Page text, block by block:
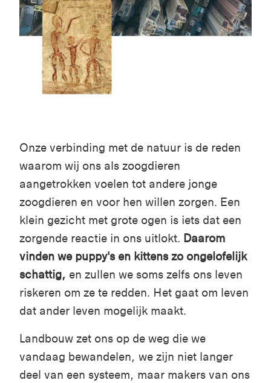
Onze verbinding met de natuur is de reden
waarom wij ons als zoogdieren
aangetrokken voelen tot andere jonge
zoogdieren en voor hen willen zorgen. Een
klein gezicht met grote ogen is iets dat een
zorgende reactie in ons uitlokt. Daarom
vinden we puppy's en kittens zo ongelofelijk
schattig, en zullen we soms zelfs ons leven
riskeren om ze te redden. Het gaat om leven
dat ander leven mogelijk maakt.
Landbouw zet ons op de weg die we
vandaag bewandelen, we zijn niet langer
deel van een systeem, maar makers van ons